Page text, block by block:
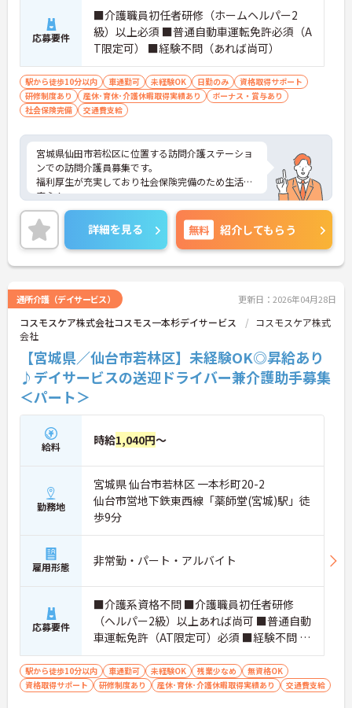
応募要件
■介護職員初任者研修（ホームヘルパー2
級）以上必須 ■普通自動車運転免許必須（A
T限定可） ■経験不問（あれば尚可）
駅から徒歩10分以内 車通勤可 未経験OK 日勤のみ
資格取得サポート
研修制度あり
産休･育休･介護休暇取得実績あり
ボーナス・賞与あり
社会保険完備
交通費支給
宮城県仙田市若松区に位置する訪問介護ステーショ
ンでの訪問介護員募集です。
福利厚生が充実しており社会保険完備のため生活も
安心！
マイカー通勤◎かつ無料駐車場有のため、様々な通
勤手段から検討できます！
ご興味のある方はご面接のポイントをお伝えいたし
ますので、お気軽にご相談ください。
詳細を見る 無料 紹介してもらう
通所介護（デイサービス） 更新日：2026年04月28日
コスモスケア株式会社コスモス一本杉デイサービス
コスモスケア株式
会社
【宮城県／仙台市若林区】未経験OK◎昇給あり
♪デイサービスの送迎ドライバー兼介護助手募集
＜パート＞
給料 時給1,040円～
勤務地
宮城県 仙台市若林区 一本杉町20-2
仙台市営地下鉄東西線「薬師堂(宮城)駅」徒
歩9分
雇用形態 非常勤・パート・アルバイト
応募要件
■介護系資格不問 ■介護職員初任者研修
（ヘルパー2級）以上あれば尚可 ■普通自動
車運転免許（AT限定可）必須 ■経験不問 ■
キャラバンクラスの車両の運転経験あれば
尚可
駅から徒歩10分以内 車通勤可 未経験OK 残業少なめ
無資格OK
資格取得サポート
研修制度あり 産休･育休･介護休暇取得実績あり 交通費支給